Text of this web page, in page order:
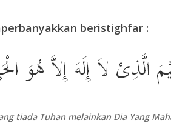
beristighfar :
tiada Tuhan melainkan Dia Yang